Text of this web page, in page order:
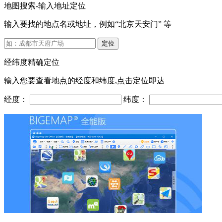
地图搜索-输入地址定位
输入要找的地点名或地址，例如“北京天安门” 等
定位
经纬度精确定位
输入您要查看地点的经度和纬度,点击定位即达
经度： 纬度：